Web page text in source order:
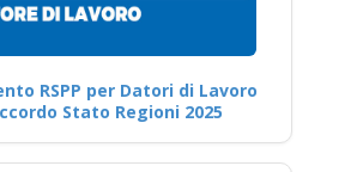
RSPP per Datori di Lavoro
Stato Regioni 2025